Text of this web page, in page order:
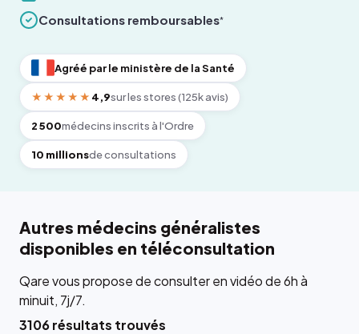
Consultations remboursables*
Agréé par le ministère de la Santé
★★★★★ 4,9sur les stores (125k avis)
2 500médecins inscrits à l'Ordre
10 millionsde consultations
Autres médecins généralistes
disponibles en téléconsultation
Qare vous propose de consulter en vidéo de 6h à
minuit, 7j/7.
3106 résultats trouvés